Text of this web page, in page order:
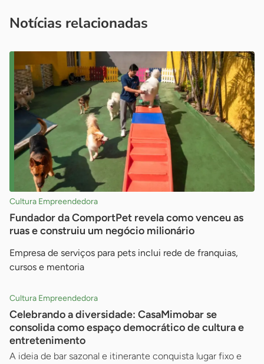
Notícias relacionadas
Cultura Empreendedora
Fundador da ComportPet revela como venceu as
ruas e construiu um negócio milionário
Empresa de serviços para pets inclui rede de franquias,
cursos e mentoria
Cultura Empreendedora
Celebrando a diversidade: CasaMimobar se
consolida como espaço democrático de cultura e
entretenimento
A ideia de bar sazonal e itinerante conquista lugar fixo e